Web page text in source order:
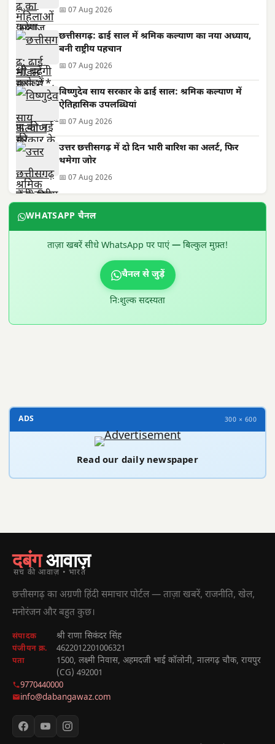
📅 07 Aug 2026
छत्तीसगढ़: ढाई साल में श्रमिक कल्याण का नया अध्याय,
बनी राष्ट्रीय पहचान
📅 07 Aug 2026
विष्णुदेव साय सरकार के ढाई साल: श्रमिक कल्याण में
ऐतिहासिक उपलब्धियां
📅 07 Aug 2026
उत्तर छत्तीसगढ़ में दो दिन भारी बारिश का अलर्ट, फिर
थमेगा जोर
📅 07 Aug 2026
WHATSAPP चैनल
ताज़ा खबरें सीधे WhatsApp पर पाएं — बिल्कुल मुफ़्त!
चैनल से जुड़ें
निःशुल्क सदस्यता
ADS 300 × 600
Read our daily newspaper
दबंगआवाज़
सच की आवाज़ • भारत
छत्तीसगढ़ का अग्रणी हिंदी समाचार पोर्टल — ताज़ा खबरें, राजनीति, खेल,
मनोरंजन और बहुत कुछ।
संपादक श्री राणा सिकंदर सिंह
पंजीयन क्र. 4622012201006321
पता
1500, लक्ष्मी निवास, अहमदजी भाई कॉलोनी, नालगढ़ चौक, रायपुर
(CG) 492001
9770440000
info@dabangawaz.com